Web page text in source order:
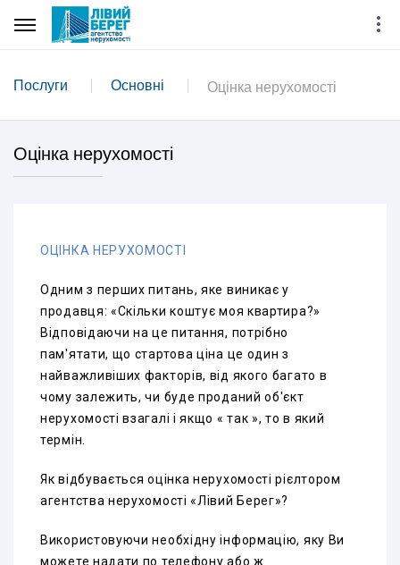
Послуги Основні Оцінка нерухомості
Оцінка нерухомості
ОЦІНКА НЕРУХОМОСТІ
Одним з перших питань, яке виникає у
продавця: «Скільки коштує моя квартира?»
Відповідаючи на це питання, потрібно
пам'ятати, що стартова ціна це один з
найважливіших факторів, від якого багато в
чому залежить, чи буде проданий об'єкт
нерухомості взагалі і якщо « так », то в який
термін.
Як відбувається оцінка нерухомості рієлтором
агентства нерухомості «Лівий Берег»?
Використовуючи необхідну інформацію, яку Ви
можете надати по телефону або ж